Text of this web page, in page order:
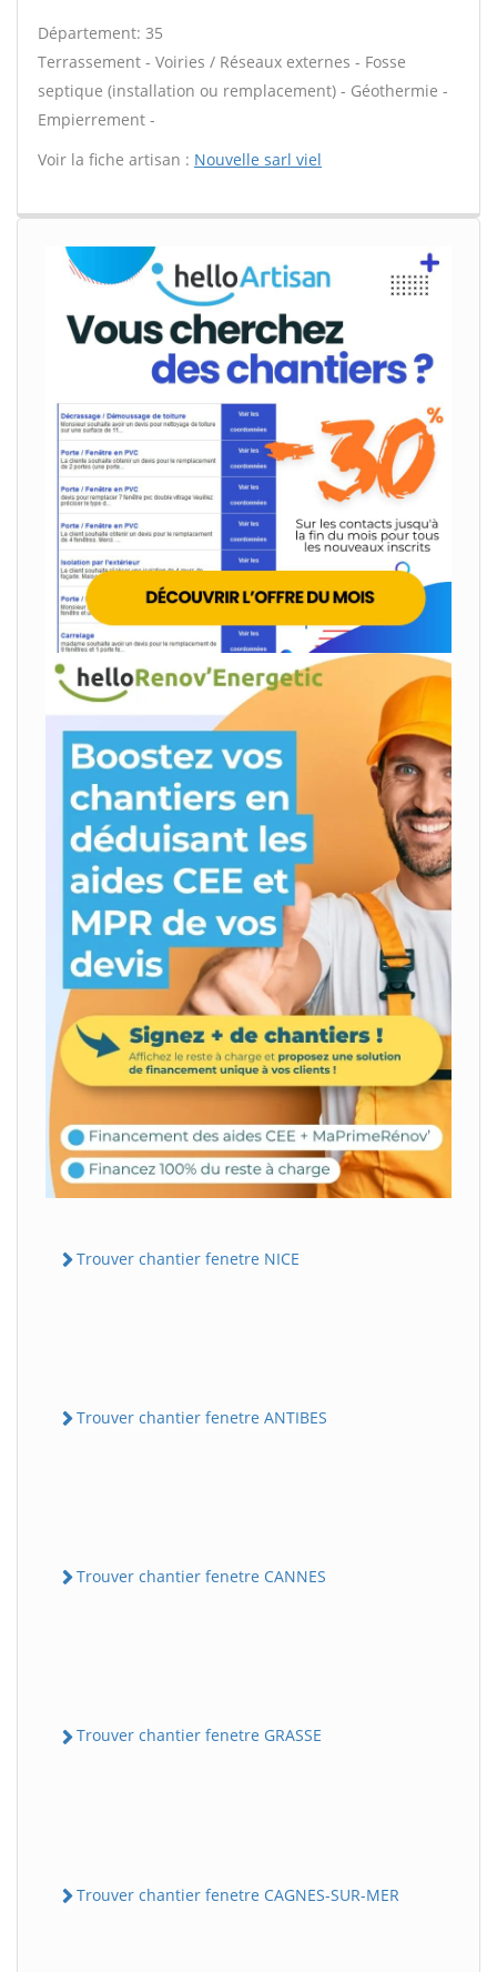
Département: 35
Terrassement - Voiries / Réseaux externes - Fosse
septique (installation ou remplacement) - Géothermie -
Empierrement -
Voir la fiche artisan : Nouvelle sarl viel
Trouver chantier fenetre NICE
Trouver chantier fenetre ANTIBES
Trouver chantier fenetre CANNES
Trouver chantier fenetre GRASSE
Trouver chantier fenetre CAGNES-SUR-MER